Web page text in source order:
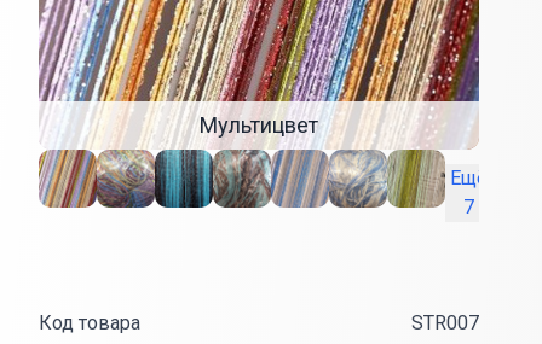
Мультицвет
Ещё
7
Код товара STR007